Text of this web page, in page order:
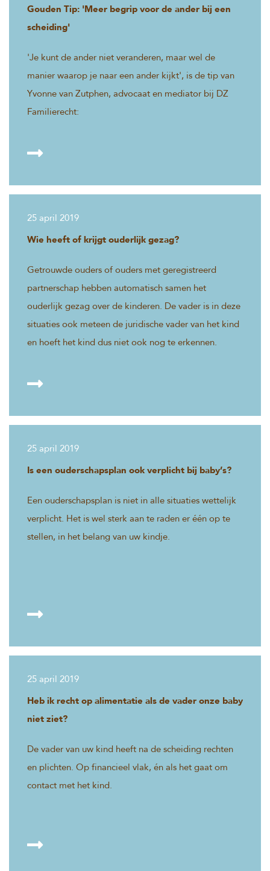
Gouden Tip: 'Meer begrip voor de ander bij een
scheiding'
'Je kunt de ander niet veranderen, maar wel de
manier waarop je naar een ander kijkt', is de tip van
Yvonne van Zutphen, advocaat en mediator bij DZ
Familierecht:
25 april 2019
Wie heeft of krijgt ouderlijk gezag?
Getrouwde ouders of ouders met geregistreerd
partnerschap hebben automatisch samen het
ouderlijk gezag over de kinderen. De vader is in deze
situaties ook meteen de juridische vader van het kind
en hoeft het kind dus niet ook nog te erkennen.
25 april 2019
Is een ouderschapsplan ook verplicht bij baby’s?
Een ouderschapsplan is niet in alle situaties wettelijk
verplicht. Het is wel sterk aan te raden er één op te
stellen, in het belang van uw kindje.
25 april 2019
Heb ik recht op alimentatie als de vader onze baby
niet ziet?
De vader van uw kind heeft na de scheiding rechten
en plichten. Op financieel vlak, én als het gaat om
contact met het kind.